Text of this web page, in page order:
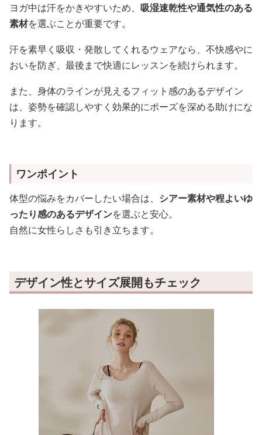
ヨガ中は汗をかきやすいため、 吸湿速乾性や通気性のある
素材を選ぶことが重要です。
汗を素早く吸収・発散してくれるウェアなら、不快感やに
おいを防ぎ、最後まで快適にレッスンを続けられます。
また、身体のラインが見えるフィット感のあるデザイン
は、姿勢を確認しやすく効果的にポーズを深める助けにな
ります。
ワンポイント
体型の悩みをカバーしたい場合は、 シアー素材や程よいゆ
ったり感のあるデザインを選ぶと安心。
自然に女性らしさも引き立ちます。
デザイン性とサイズ展開もチェック